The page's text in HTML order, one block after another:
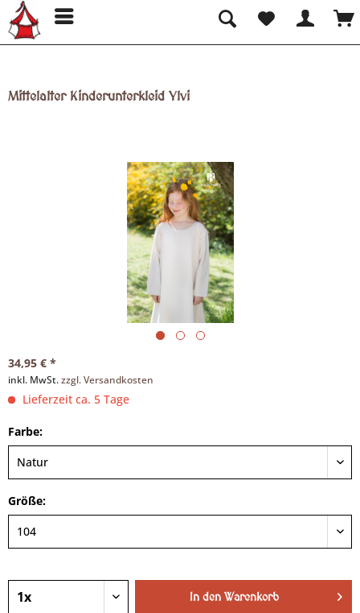
Mittelalter Kinderunterkleid Ylvi
34,95 € *
inkl. MwSt.zzgl. Versandkosten
Lieferzeit ca. 5 Tage
Farbe:
Größe:
In den Warenkorb